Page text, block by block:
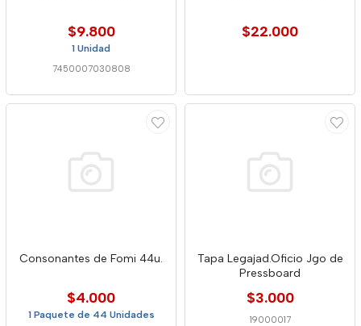
$9.800
1 Unidad
7450007030808
$22.000
Consonantes de Fomi 44u.
$4.000
1 Paquete de 44 Unidades
Tapa Legajad.Oficio Jgo de
Pressboard
$3.000
19000017